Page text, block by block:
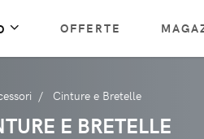
OFFERTE
Cinture e Bretelle
E BRETELLE